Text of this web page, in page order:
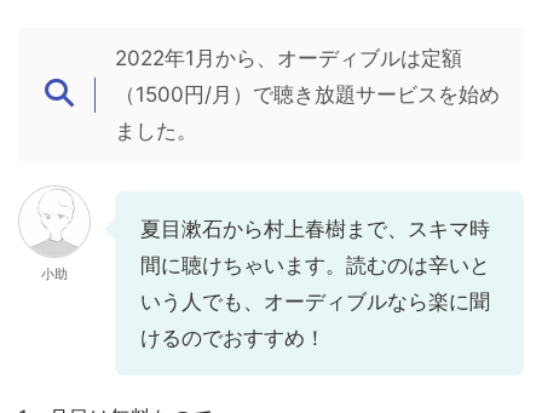
2022年1月から、オーディブルは定額
（1500円/月）で聴き放題サービスを始め
ました。
小助
夏目漱石から村上春樹まで、スキマ時
間に聴けちゃいます。読むのは辛いと
いう人でも、オーディブルなら楽に聞
けるのでおすすめ！